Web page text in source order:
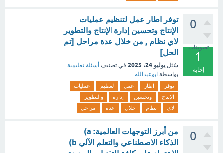
0
تصويتات
1
إجابة
توفر اطار عمل لتنظيم عمليات
الإنتاج وتحسين إدارة الإنتاج والتطوير
لاي نظام , من خلال عدة مراحل [تم
الحل]
سُئل يوليو 24، 2025 في تصنيف أسئلة تعليمية
بواسطة ابوعبدالله
توفر اطار عمل لتنظيم
عمليات
الإنتاج
وتحسين إدارة
والتطوير
لاي
نظام خلال عدة مراحل
0
من أبرز التوجهات العالمية: a)
الذكاء الاصطناعي والتعلم الآلي b)